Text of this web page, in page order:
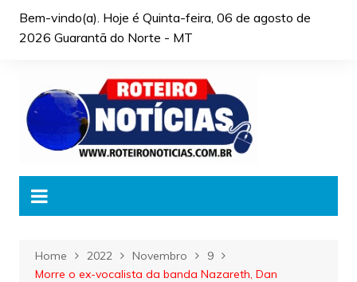
Bem-vindo(a). Hoje é Quinta-feira, 06 de agosto de
2026 Guarantã do Norte - MT
Home 2022 Novembro
9
Morre o ex-vocalista da banda Nazareth, Dan